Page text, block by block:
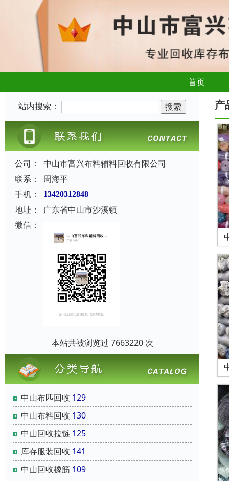
首页
站内搜索：
公司：
中山市富兴布料辅料回收有限公司
联系：
周海平
手机：
13420312848
地址：
广东省中山市沙溪镇
微信：
本站共被浏览过 7663220 次
中山布匹回收 129
中山布料回收 130
中山回收拉链 125
库存服装回收 141
中山回收橡筋 109
产